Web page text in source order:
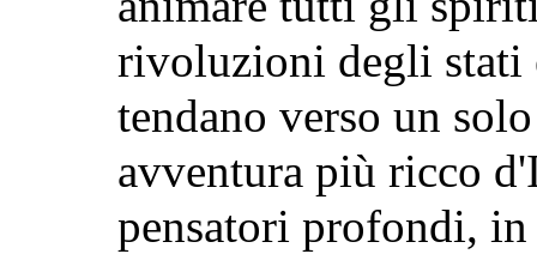
rivoluzioni degli stati
tendano verso un
avventura più ricco
pensatori profondi,